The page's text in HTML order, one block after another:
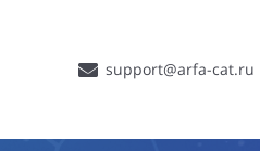
support@arfa-cat.ru